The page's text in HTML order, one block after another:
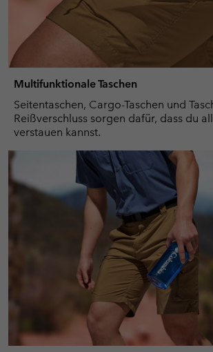
Multifunktionale Taschen
Seitentaschen, Cargo-Taschen und
Reißverschluss sorgen dafür, dass du
verstauen kannst.